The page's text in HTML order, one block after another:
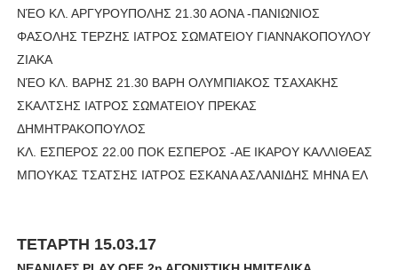
ΝΈΟ ΚΛ. ΑΡΓΥΡΟΥΠΟΛΗΣ 21.30 ΑΟΝΑ -ΠΑΝΙΩΝΙΟΣ
ΦΑΣΟΛΗΣ ΤΕΡΖΗΣ ΙΑΤΡΟΣ ΣΩΜΑΤΕΙΟΥ ΓΙΑΝΝΑΚΟΠΟΥΛΟΥ
ΖΙΑΚΑ
ΝΈΟ ΚΛ. ΒΑΡΗΣ 21.30 ΒΑΡΗ ΟΛΥΜΠΙΑΚΟΣ ΤΣΑΧΑΚΗΣ
ΣΚΑΛΤΣΗΣ ΙΑΤΡΟΣ ΣΩΜΑΤΕΙΟΥ ΠΡΕΚΑΣ
ΔΗΜΗΤΡΑΚΟΠΟΥΛΟΣ
ΚΛ. ΕΣΠΕΡΟΣ 22.00 ΠΟΚ ΕΣΠΕΡΟΣ -ΑΕ ΙΚΑΡΟΥ ΚΑΛΛΙΘΕΑΣ
ΜΠΟΥΚΑΣ ΤΣΑΤΣΗΣ ΙΑΤΡΟΣ ΕΣΚΑΝΑ ΑΣΛΑΝΙΔΗΣ ΜΗΝΑ ΕΛ
ΤΕΤΑΡΤΗ 15.03.17